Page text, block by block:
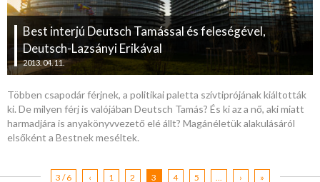
Best interjú Deutsch Tamással és feleségével,
Deutsch-Lazsányi Erikával
2013. 04. 11.
Többen csapodár férjnek, a politikai paletta szívtiprójának kiáltották
ki. De milyen férj is valójában Deutsch Tamás? És ki az a nő, aki miatt
harmadjára is anyakönyvvezető elé állt? Magánéletük alakulásáról
elsőként a Bestnek meséltek.
3 / 6 ‹ 1 2 3 4 5 › »